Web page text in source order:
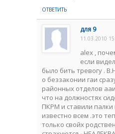
ОТВЕТИТЬ
для 9
11.03.2010
alex ,
если
было бить тревогу .
о беззаконии гаи
районных отделов
что на должностях
ПКРМ и ставили палки
известно всем .это
только свойх